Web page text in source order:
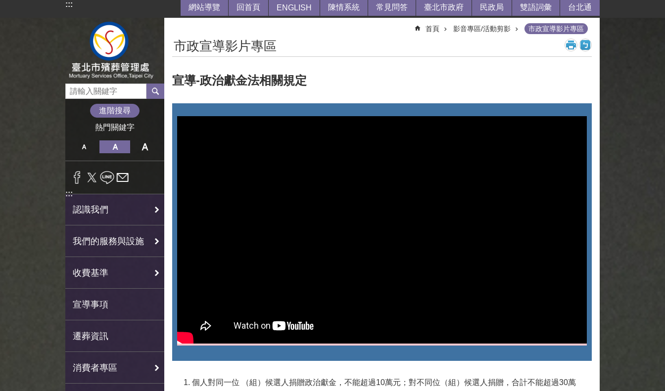
跳到主要內容區塊
::: 網站導覽 回首頁 ENGLISH 陳情系統 常見問答 臺北市政府 民政局 雙語詞彙 台北通
進階搜尋
熱門關鍵字
:::
認識我們
我們的服務與設施
收費基準
宣導事項
遷葬資訊
消費者專區
首頁 影音專區/活動剪影 市政宣導影片專區
市政宣導影片專區
宣導-政治獻金法相關規定
個人對同一位 （組）候選人捐贈政治獻金，不能超過10萬元；對不同位（組）候選人捐贈，合計不能超過30萬